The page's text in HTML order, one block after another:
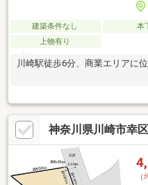
建築条件なし 本
上物有り
川崎駅徒歩6分、商業エリアに
神奈川県川崎市幸